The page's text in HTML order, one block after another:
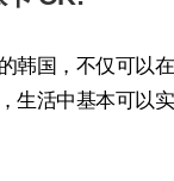
韩国，不仅可以
生活中基本可以实